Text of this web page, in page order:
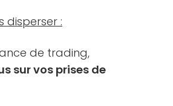
disperser :
de trading,
sur vos prises de